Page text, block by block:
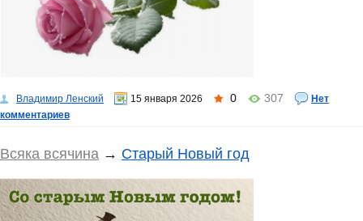
Владимир Ленский 15 января 2026 0 307
Нет
комментариев
Всяка всячина → Старый Новый год